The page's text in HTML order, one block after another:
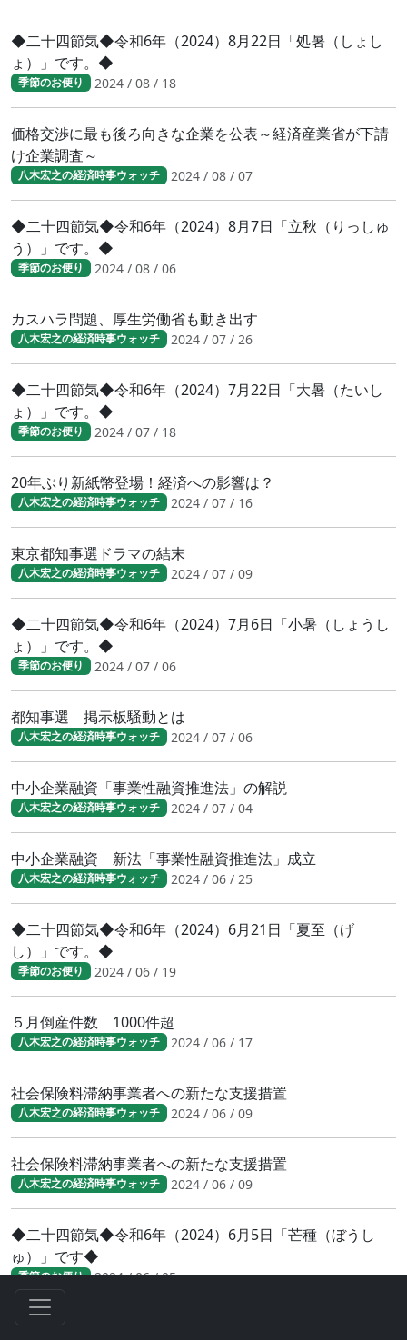
◆二十四節気◆令和6年（2024）8月22日「処暑（しょし
ょ）」です。◆
季節のお便り 2024 / 08 / 18
価格交渉に最も後ろ向きな企業を公表～経済産業省が下請
け企業調査～
八木宏之の経済時事ウォッチ 2024 / 08 / 07
◆二十四節気◆令和6年（2024）8月7日「立秋（りっしゅ
う）」です。◆
季節のお便り 2024 / 08 / 06
カスハラ問題、厚生労働省も動き出す
八木宏之の経済時事ウォッチ 2024 / 07 / 26
◆二十四節気◆令和6年（2024）7月22日「大暑（たいし
ょ）」です。◆
季節のお便り 2024 / 07 / 18
20年ぶり新紙幣登場！経済への影響は？
八木宏之の経済時事ウォッチ 2024 / 07 / 16
東京都知事選ドラマの結末
八木宏之の経済時事ウォッチ 2024 / 07 / 09
◆二十四節気◆令和6年（2024）7月6日「小暑（しょうし
ょ）」です。◆
季節のお便り 2024 / 07 / 06
都知事選 掲示板騒動とは
八木宏之の経済時事ウォッチ 2024 / 07 / 06
中小企業融資「事業性融資推進法」の解説
八木宏之の経済時事ウォッチ 2024 / 07 / 04
中小企業融資 新法「事業性融資推進法」成立
八木宏之の経済時事ウォッチ 2024 / 06 / 25
◆二十四節気◆令和6年（2024）6月21日「夏至（げ
し）」です。◆
季節のお便り 2024 / 06 / 19
５月倒産件数 1000件超
八木宏之の経済時事ウォッチ 2024 / 06 / 17
社会保険料滞納事業者への新たな支援措置
八木宏之の経済時事ウォッチ 2024 / 06 / 09
社会保険料滞納事業者への新たな支援措置
八木宏之の経済時事ウォッチ 2024 / 06 / 09
◆二十四節気◆令和6年（2024）6月5日「芒種（ぼうし
ゅ）」です◆
季節のお便り 2024 / 06 / 05